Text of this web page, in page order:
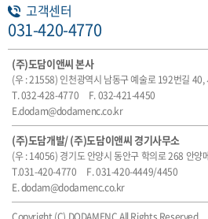
고객센터
031-420-4770
(주)도담이앤씨 본사
(우 : 21558) 인천광역시 남동구 예술로 192번길 40,
T. 032-428-4770
F. 032-421-4450
E.dodam@dodamenc.co.kr
(주)도담개발/ (주)도담이앤씨 경기사무소
(우 : 14056) 경기도 안양시 동안구 학의로 268 안
T.031-420-4770
F. 031-420-4449/4450
E. dodam@dodamenc.co.kr